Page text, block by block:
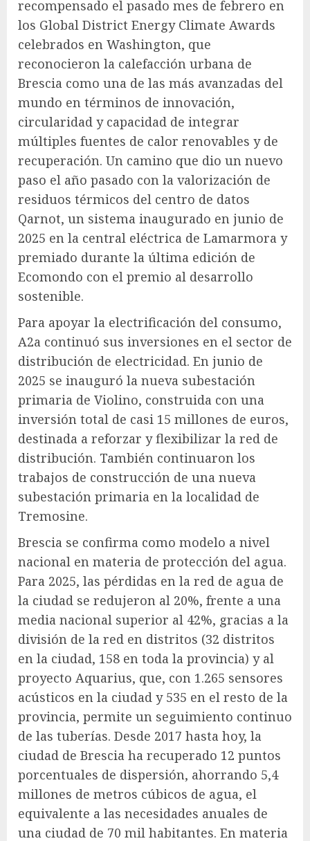
recompensado el pasado mes de febrero en
los Global District Energy Climate Awards
celebrados en Washington, que
reconocieron la calefacción urbana de
Brescia como una de las más avanzadas del
mundo en términos de innovación,
circularidad y capacidad de integrar
múltiples fuentes de calor renovables y de
recuperación. Un camino que dio un nuevo
paso el año pasado con la valorización de
residuos térmicos del centro de datos
Qarnot, un sistema inaugurado en junio de
2025 en la central eléctrica de Lamarmora y
premiado durante la última edición de
Ecomondo con el premio al desarrollo
sostenible.
Para apoyar la electrificación del consumo,
A2a continuó sus inversiones en el sector de
distribución de electricidad. En junio de
2025 se inauguró la nueva subestación
primaria de Violino, construida con una
inversión total de casi 15 millones de euros,
destinada a reforzar y flexibilizar la red de
distribución. También continuaron los
trabajos de construcción de una nueva
subestación primaria en la localidad de
Tremosine.
Brescia se confirma como modelo a nivel
nacional en materia de protección del agua.
Para 2025, las pérdidas en la red de agua de
la ciudad se redujeron al 20%, frente a una
media nacional superior al 42%, gracias a la
división de la red en distritos (32 distritos
en la ciudad, 158 en toda la provincia) y al
proyecto Aquarius, que, con 1.265 sensores
acústicos en la ciudad y 535 en el resto de la
provincia, permite un seguimiento continuo
de las tuberías. Desde 2017 hasta hoy, la
ciudad de Brescia ha recuperado 12 puntos
porcentuales de dispersión, ahorrando 5,4
millones de metros cúbicos de agua, el
equivalente a las necesidades anuales de
una ciudad de 70 mil habitantes. En materia